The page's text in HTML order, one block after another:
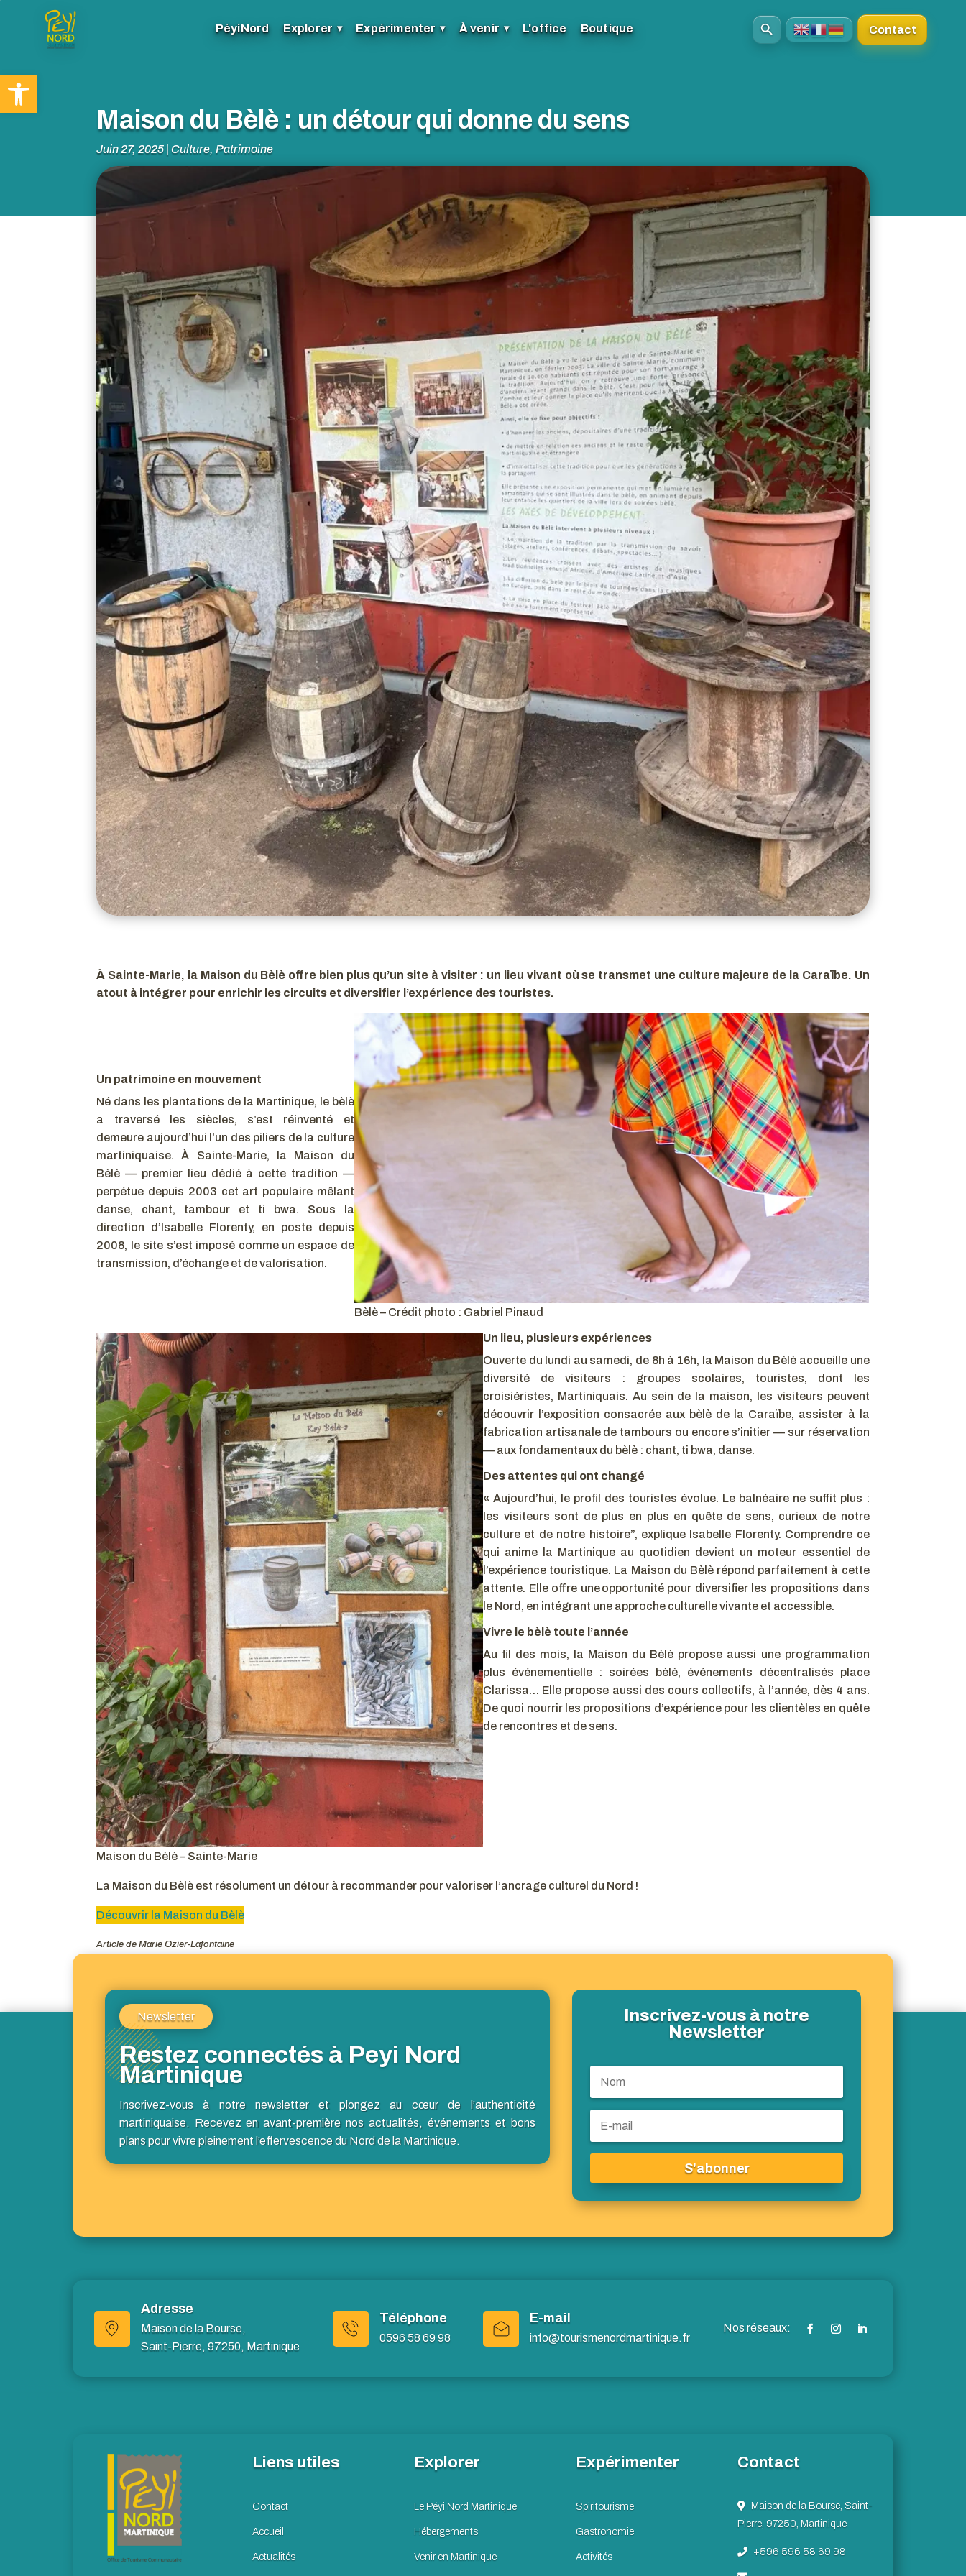
Ouvrir la barre d’outils
PéyiNord Explorer Expérimenter À venir L'office Boutique Contact
Maison du Bèlè : un détour qui donne du sens
Juin 27, 2025 |Culture,Patrimoine
À Sainte-Marie, la Maison du Bèlè offre bien plus qu’un site à visiter : un lieu vivant où se transmet une culture majeure de la Caraïbe. Un
atout à intégrer pour enrichir les circuits et diversifier l’expérience des touristes.
Un patrimoine en mouvement
Né dans les plantations de la Martinique, le bèlè
a traversé les siècles, s’est réinventé et
demeure aujourd’hui l’un des piliers de la culture
martiniquaise. À Sainte-Marie, la Maison du
Bèlè — premier lieu dédié à cette tradition —
perpétue depuis 2003 cet art populaire mêlant
danse, chant, tambour et ti bwa. Sous la
direction d’Isabelle Florenty, en poste depuis
2008, le site s’est imposé comme un espace de
transmission, d’échange et de valorisation.
Bèlè – Crédit photo : Gabriel Pinaud
Maison du Bèlè – Sainte-Marie
Un lieu, plusieurs expériences
Ouverte du lundi au samedi, de 8h à 16h, la Maison du Bèlè accueille une
diversité de visiteurs : groupes scolaires, touristes, dont les
croisiéristes, Martiniquais. Au sein de la maison, les visiteurs peuvent
découvrir l’exposition consacrée aux bèlè de la Caraïbe, assister à la
fabrication artisanale de tambours ou encore s’initier — sur réservation
— aux fondamentaux du bèlè : chant, ti bwa, danse.
Des attentes qui ont changé
« Aujourd’hui, le profil des touristes évolue. Le balnéaire ne suffit plus :
les visiteurs sont de plus en plus en quête de sens, curieux de notre
culture et de notre histoire”, explique Isabelle Florenty. Comprendre ce
qui anime la Martinique au quotidien devient un moteur essentiel de
l’expérience touristique. La Maison du Bèlè répond parfaitement à cette
attente. Elle offre une opportunité pour diversifier les propositions dans
le Nord, en intégrant une approche culturelle vivante et accessible.
Vivre le bèlè toute l’année
Au fil des mois, la Maison du Bèlè propose aussi une programmation
plus événementielle : soirées bèlè, événements décentralisés place
Clarissa… Elle propose aussi des cours collectifs, à l’année, dès 4 ans.
De quoi nourrir les propositions d’expérience pour les clientèles en quête
de rencontres et de sens.
La Maison du Bèlè est résolument un détour à recommander pour valoriser l’ancrage culturel du Nord !
Découvrir la Maison du Bèlè
Article de Marie Ozier-Lafontaine
Newsletter
Restez connectés à Peyi Nord
Martinique
Inscrivez-vous à notre newsletter et plongez au cœur de l’authenticité
martiniquaise. Recevez en avant-première nos actualités, événements et bons
plans pour vivre pleinement l’effervescence du Nord de la Martinique.
Inscrivez-vous à notre
Newsletter
S'abonner
Adresse
Maison de la Bourse,
Saint-Pierre, 97250, Martinique
Téléphone
0596 58 69 98
E-mail
info@tourismenordmartinique.fr
Liens utiles
Contact
Accueil
Actualités
Explorer
Le Péyi Nord Martinique
Hébergements
Venir en Martinique
Expérimenter
Spiritourisme
Gastronomie
Activités
Contact
Maison de la Bourse, Saint-
Pierre, 97250, Martinique
+596 596 58 69 98